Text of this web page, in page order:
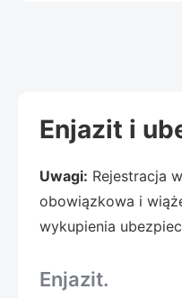
Enjazit i
Uwagi: Rejestracja
obowiązkowa i
wykupienia
Enjazit.